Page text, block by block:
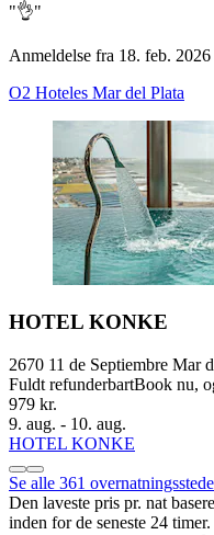
"👌"
Anmeldelse fra 18. feb. 2026
O2 Hoteles Mar del Plata
HOTEL KONKE
2670 11 de Septiembre Mar
Fuldt refunderbartBook nu,
979 kr.
9. aug. - 10. aug.
HOTEL KONKE
Se alle 361
Den laveste pris pr. nat
inden for de seneste 24